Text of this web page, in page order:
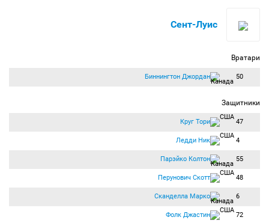
Сент-Луис
Вратари
Биннингтон Джордан 50
Защитники
Круг Тори 47
Ледди Ник 4
Парэйко Колтон 55
Перунович Скотт 48
Сканделла Марко 6
Фолк Джастин 72